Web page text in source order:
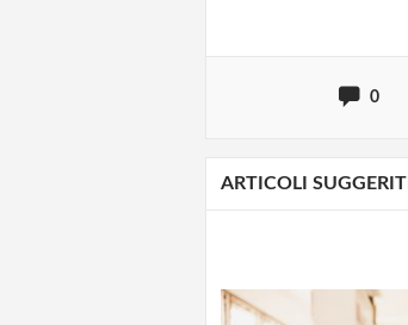
0
ARTICOLI SUGGERITI